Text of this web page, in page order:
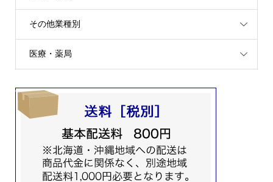
その他業種別
医療・薬局